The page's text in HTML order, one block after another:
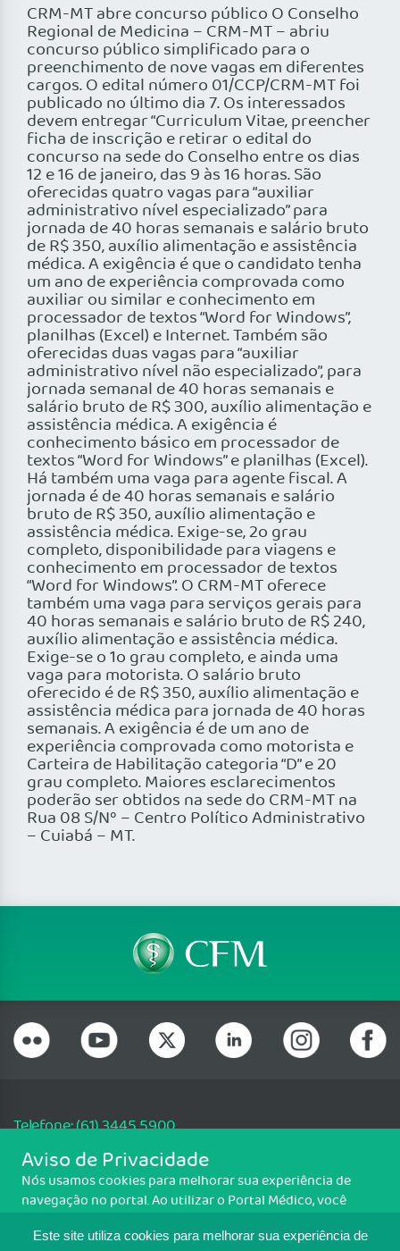
Este site utiliza cookies para melhorar sua experiência de
CRM-MT abre concurso público O Conselho
Regional de Medicina – CRM-MT – abriu
concurso público simplificado para o
preenchimento de nove vagas em diferentes
cargos. O edital número 01/CCP/CRM-MT foi
publicado no último dia 7. Os interessados
devem entregar “Curriculum Vitae, preencher
ficha de inscrição e retirar o edital do
concurso na sede do Conselho entre os dias
12 e 16 de janeiro, das 9 às 16 horas. São
oferecidas quatro vagas para “auxiliar
administrativo nível especializado” para
jornada de 40 horas semanais e salário bruto
de R$ 350, auxílio alimentação e assistência
médica. A exigência é que o candidato tenha
um ano de experiência comprovada como
auxiliar ou similar e conhecimento em
processador de textos “Word for Windows”,
planilhas (Excel) e Internet. Também são
oferecidas duas vagas para “auxiliar
administrativo nível não especializado”, para
jornada semanal de 40 horas semanais e
salário bruto de R$ 300, auxílio alimentação e
assistência médica. A exigência é
conhecimento básico em processador de
textos “Word for Windows” e planilhas (Excel).
Há também uma vaga para agente fiscal. A
jornada é de 40 horas semanais e salário
bruto de R$ 350, auxílio alimentação e
assistência médica. Exige-se, 2o grau
completo, disponibilidade para viagens e
conhecimento em processador de textos
“Word for Windows”. O CRM-MT oferece
também uma vaga para serviços gerais para
40 horas semanais e salário bruto de R$ 240,
auxílio alimentação e assistência médica.
Exige-se o 1o grau completo, e ainda uma
vaga para motorista. O salário bruto
oferecido é de R$ 350, auxílio alimentação e
assistência médica para jornada de 40 horas
semanais. A exigência é de um ano de
experiência comprovada como motorista e
Carteira de Habilitação categoria “D” e 20
grau completo. Maiores esclarecimentos
poderão ser obtidos na sede do CRM-MT na
Rua 08 S/Nº – Centro Político Administrativo
– Cuiabá – MT.
Telefone: (61) 3445 5900
Email: cfm@portalmedico.org.br
SGAS 616, Conjunto D, Lote 115, L2 Sul, Brasília/DF - CEP: 70200-760 -
CNPJ: 33.583.550/0001-30
Aviso de Privacidade
Nós usamos cookies para melhorar sua experiência de
navegação no portal. Ao utilizar o Portal Médico, você
Para ter mais informações sobre como isso é feito, acesse